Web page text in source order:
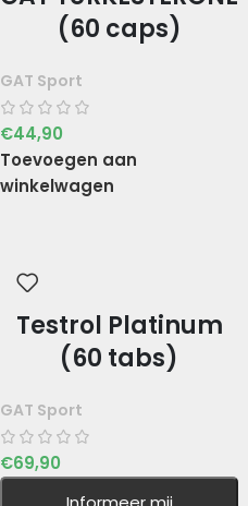
(60 caps)
GAT Sport
€44,90
Toevoegen aan
winkelwagen
Testrol Platinum
(60 tabs)
GAT Sport
€69,90